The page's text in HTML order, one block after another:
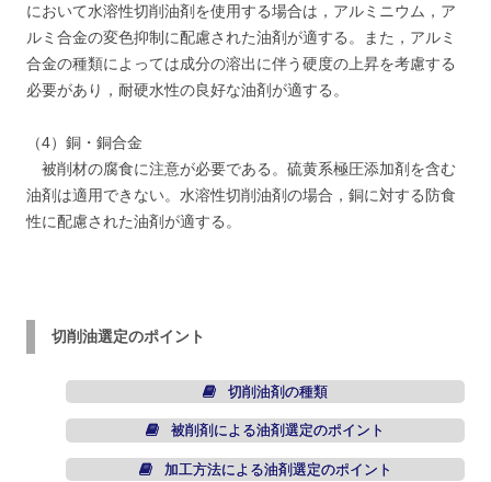
において水溶性切削油剤を使用する場合は，アルミニウム，ア
ルミ合金の変色抑制に配慮された油剤が適する。また，アルミ
合金の種類によっては成分の溶出に伴う硬度の上昇を考慮する
必要があり，耐硬水性の良好な油剤が適する。
（4）銅・銅合金
被削材の腐食に注意が必要である。硫黄系極圧添加剤を含む
油剤は適用できない。水溶性切削油剤の場合，銅に対する防食
性に配慮された油剤が適する。
切削油選定のポイント
切削油剤の種類
被削剤による油剤選定のポイント
加工方法による油剤選定のポイント